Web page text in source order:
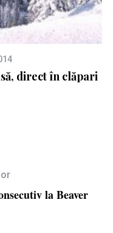
direct în clăpari
la Beaver